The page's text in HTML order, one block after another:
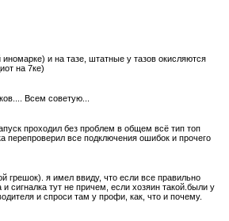
и на тазе, штатные у тазов окисляются
на 7ке)
Всем советую...
проходил без проблем в общем всё тип топ
перепроверил все подключения ошибок и прочего
грешок). я имел ввиду, что если все правильно
сигналка тут не причем, если хозяин такой.были у
и спроси там у профи, как, что и почему.